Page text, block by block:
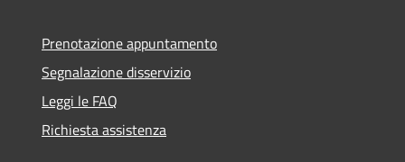
Prenotazione appuntamento
Segnalazione disservizio
Leggi le FAQ
Richiesta assistenza